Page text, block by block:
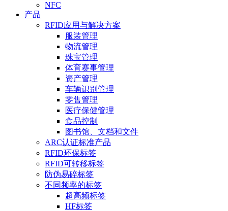
NFC
产品
RFID应用与解决方案
服装管理
物流管理
珠宝管理
体育赛事管理
资产管理
车辆识别管理
零售管理
医疗保健管理
食品控制
图书馆、文档和文件
ARC认证标准产品
RFID环保标签
RFID可转移标签
防伪易碎标签
不同频率的标签
超高频标签
HF标签